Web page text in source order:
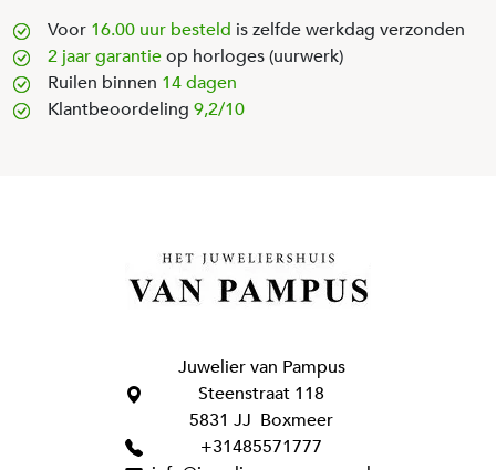
Voor 16.00 uur besteld is zelfde werkdag verzonden
2 jaar garantieop horloges (uurwerk)
Ruilen binnen 14 dagen
Klantbeoordeling 9,2/10
Juwelier van Pampus
Steenstraat 118
5831 JJ Boxmeer
+31485571777